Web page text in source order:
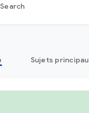
Sujets